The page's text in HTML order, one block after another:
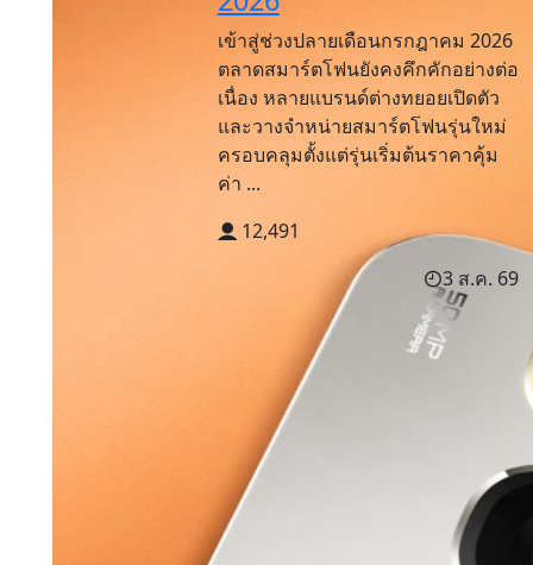
เข้าสู่ช่วงปลายเดือนกรกฎาคม 2026
ตลาดสมาร์ตโฟนยังคงคึกคักอย่างต่อ
เนื่อง หลายแบรนด์ต่างทยอยเปิดตัว
และวางจำหน่ายสมาร์ตโฟนรุ่นใหม่
ครอบคลุมตั้งแต่รุ่นเริ่มต้นราคาคุ้ม
ค่า ...
12,491
3 ส.ค. 69